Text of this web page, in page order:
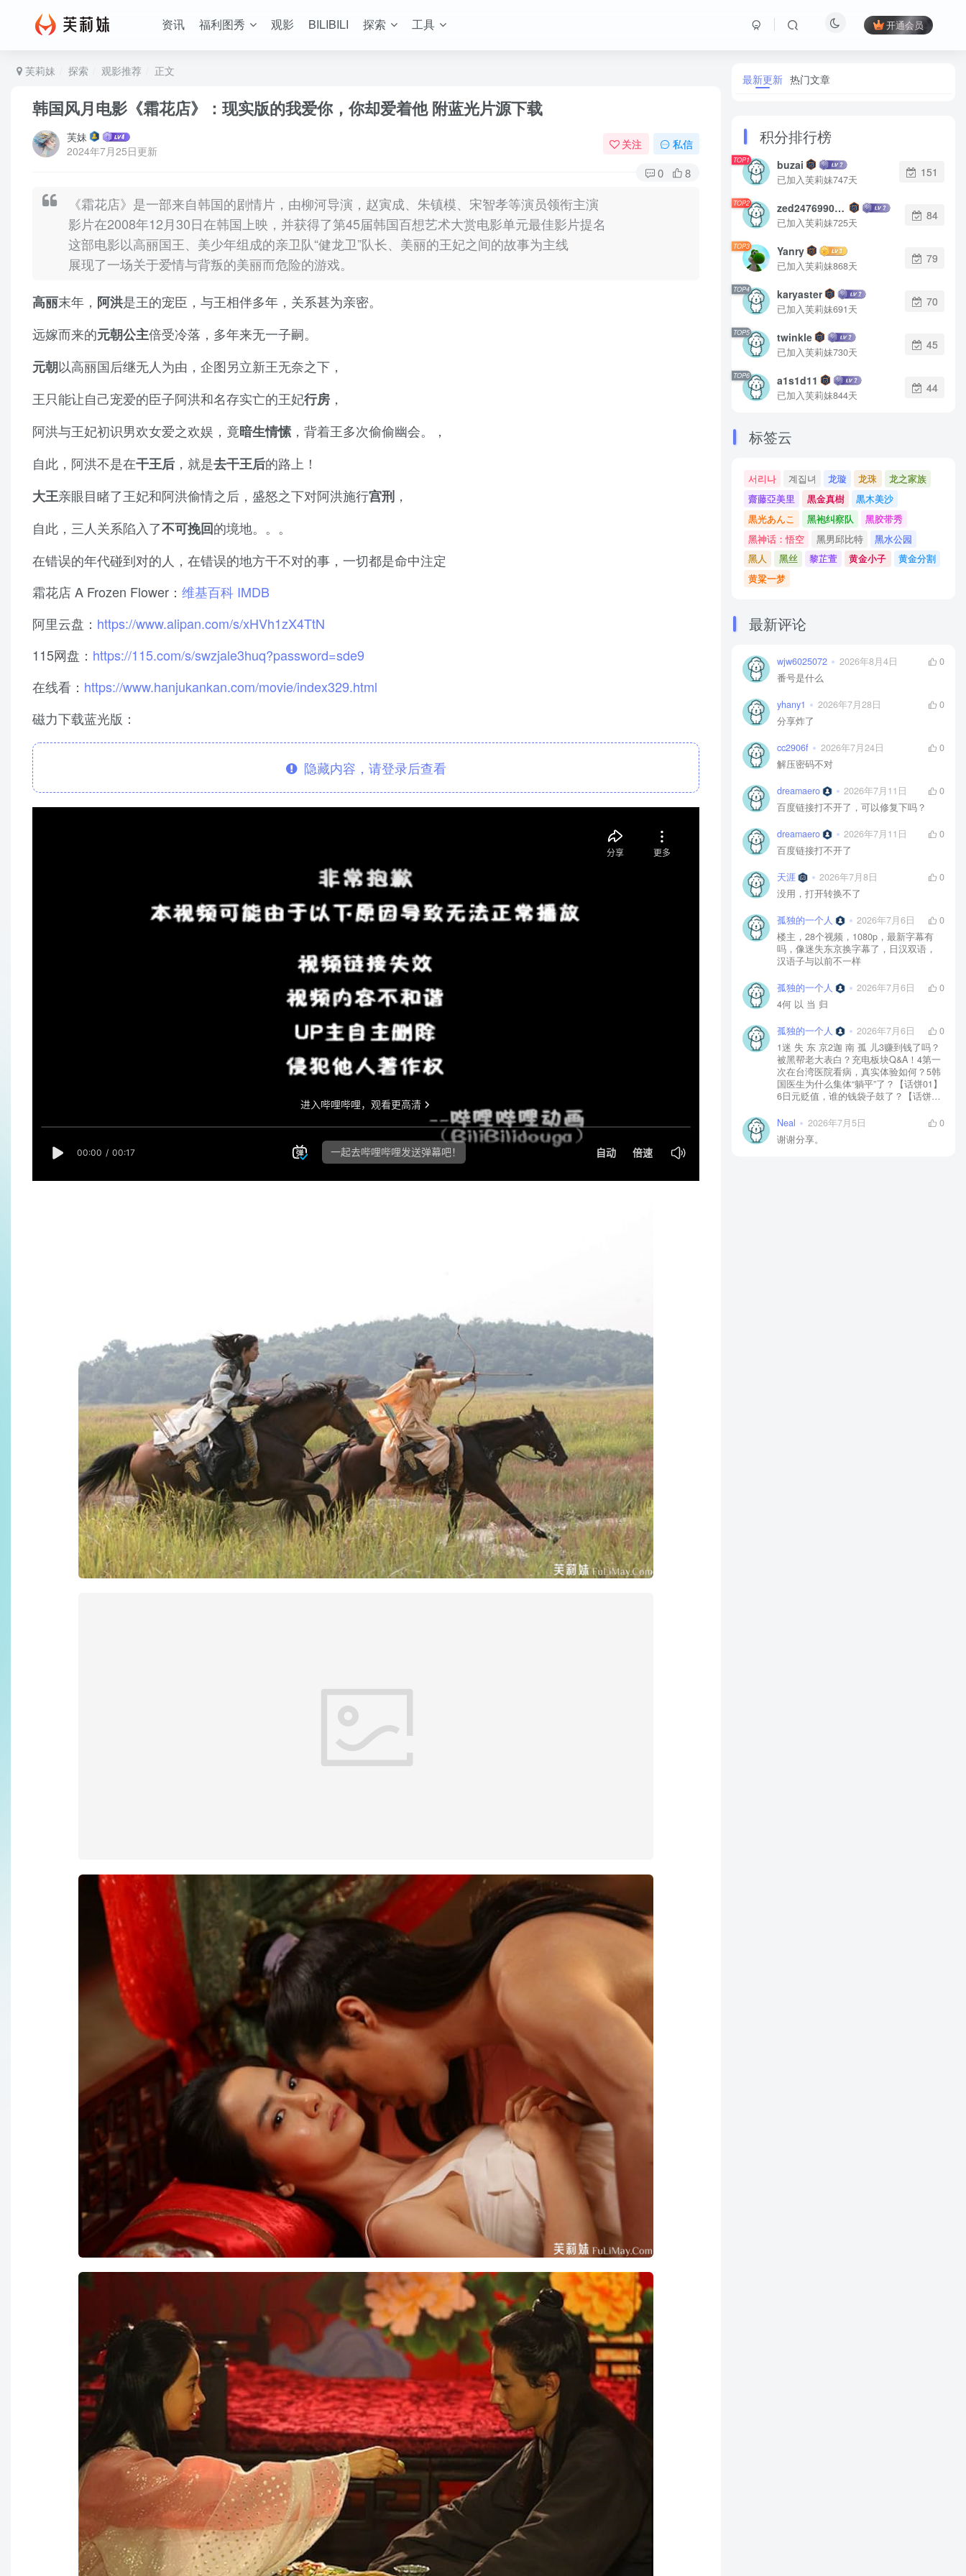
资讯 福利图秀 观影 BILIBILI 探索 工具 开通会员
芙莉妹 探索 观影推荐 正文
韩国风月电影《霜花店》：现实版的我爱你，你却爱着他 附蓝光片源下载
芙妹
2024年7月25日更新
关注 私信
0 8
《霜花店》是一部来自韩国的剧情片，由柳河导演，赵寅成、朱镇模、宋智孝等演员领衔主演
影片在2008年12月30日在韩国上映，并获得了第45届韩国百想艺术大赏电影单元最佳影片提名
这部电影以高丽国王、美少年组成的亲卫队“健龙卫”队长、美丽的王妃之间的故事为主线
展现了一场关于爱情与背叛的美丽而危险的游戏。
高丽末年， 阿洪是王的宠臣，与王相伴多年，关系甚为亲密。
远嫁而来的元朝公主倍受冷落，多年来无一子嗣。
元朝以高丽国后继无人为由，企图另立新王无奈之下，
王只能让自己宠爱的臣子阿洪和名存实亡的王妃行房 ，
阿洪与王妃初识男欢女爱之欢娱，竟暗生情愫 ，背着王多次偷偷幽会。，
自此，阿洪不是在干王后 ，就是去干王后的路上！
大王亲眼目睹了王妃和阿洪偷情之后，盛怒之下对阿洪施行宫刑 ，
自此，三人关系陷入了不可挽回的境地。。。
在错误的年代碰到对的人，在错误的地方干不对的事，一切都是命中注定
霜花店 A Frozen Flower： 维基百科 IMDB
阿里云盘： https://www.alipan.com/s/xHVh1zX4TtN
115网盘： https://115.com/s/swzjale3huq?password=sde9
在线看： https://www.hanjukankan.com/movie/index329.html
磁力下载蓝光版：
隐藏内容，请登录后查看
最新更新 热门文章
积分排行榜
TOP1 buzai
已加入芙莉妹747天
151
TOP2 zed2476990542
已加入芙莉妹725天
84
TOP3 Yanry
已加入芙莉妹868天
79
TOP4 karyaster
已加入芙莉妹691天
70
TOP5 twinkle
已加入芙莉妹730天
45
TOP6 a1s1d11
已加入芙莉妹844天
44
标签云
서리나 계집녀 龙璇 龙珠
龙之家族
齋藤亞美里
黒金真樹
黒木美沙
黒光あんこ
黑袍纠察队
黑胶带秀
黑神话：悟空
黑男邱比特
黑水公园
黑人
黑丝 黎芷萱 黄金小子
黄金分割
黄粱一梦
最新评论
wjw6025072 2026年8月4日
0
番号是什么
yhany1 2026年7月28日
0
分享炸了
cc2906f 2026年7月24日
0
解压密码不对
dreamaero 2026年7月11日
0
百度链接打不开了，可以修复下吗？
dreamaero 2026年7月11日
0
百度链接打不开了
天涯 2026年7月8日
0
没用，打开转换不了
孤独的一个人 2026年7月6日
0
楼主，28个视频，1080p，最新字幕有
吗，像迷失东京换字幕了，日汉双语，
汉语子与以前不一样
孤独的一个人 2026年7月6日
0
4何 以 当 归
孤独的一个人 2026年7月6日
0
1迷 失 东 京2迦 南 孤 儿3赚到钱了吗？
被黑帮老大表白？充电板块Q&A！4第一
次在台湾医院看病，真实体验如何？5韩
国医生为什么集体“躺平”了？【话饼01】
6日元贬值，谁的钱袋子鼓了？【话饼
【下】9神 佑 之 地10不 愈 之 殇11你 好
美 国12独 自 等 待13中国人拍的阿根
廷，阿根廷人怎么看？【独自等待
Neal 2026年7月5日
0
谢谢分享。